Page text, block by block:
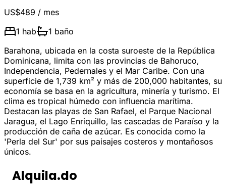
US$489 / mes
1 hab 1 baño
Barahona, ubicada en la costa suroeste de la República
Dominicana, limita con las provincias de Bahoruco,
Independencia, Pedernales y el Mar Caribe. Con una
superficie de 1,739 km² y más de 200,000 habitantes, su
economía se basa en la agricultura, minería y turismo. El
clima es tropical húmedo con influencia marítima.
Destacan las playas de San Rafael, el Parque Nacional
Jaragua, el Lago Enriquillo, las cascadas de Paraíso y la
producción de caña de azúcar. Es conocida como la
'Perla del Sur' por sus paisajes costeros y montañosos
únicos.
Alquila.do